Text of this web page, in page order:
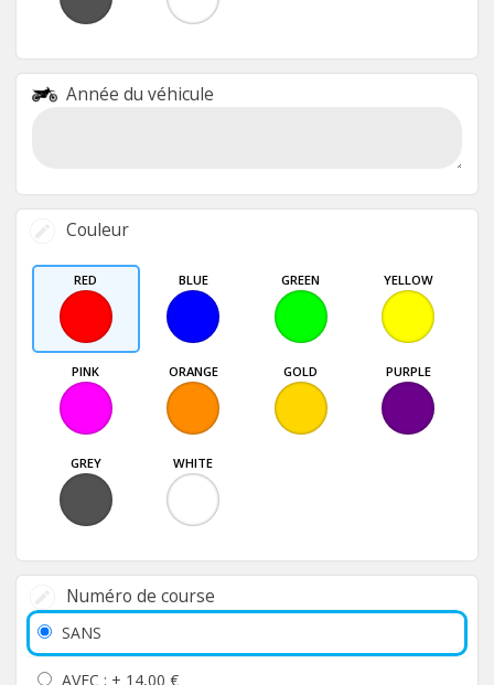
Année du véhicule
Couleur
RED BLUE GREEN YELLOW
PINK ORANGE GOLD PURPLE
GREY WHITE
Numéro de course
SANS
AVEC : + 14,00 €